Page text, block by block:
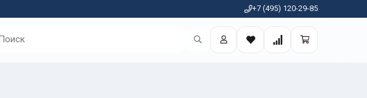
+7 (495) 120-29-85